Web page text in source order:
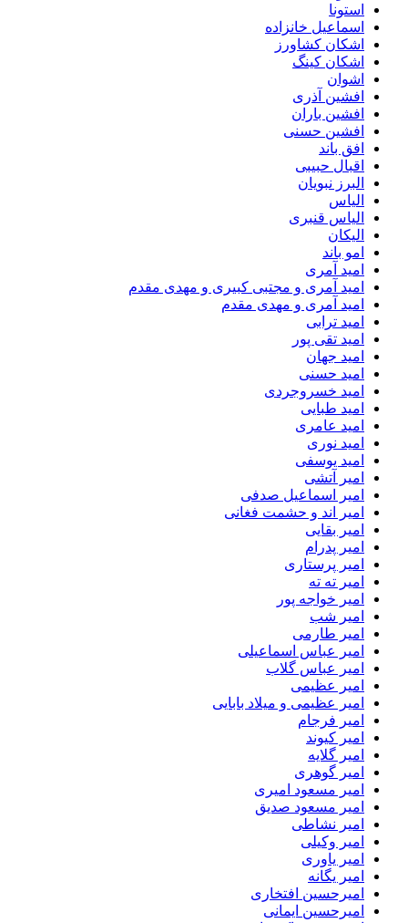
استونا
اسماعیل خانزاده
اشکان کشاورز
اشکان کینگ
اشوان
افشین آذری
افشین باران
افشین حسنی
افق باند
اقبال حبیبی
البرز نبویان
الیاس
الیاس قنبرى
الیکان
امو باند
امید آمری
امید آمری و مجتبی کبیری و مهدى مقدم
امید آمری و مهدی مقدم
امید ترابی
امید تقی پور
امید جهان
امید حسنی
امید خسروجردی
امید طبایی
امید عامری
امید نوری
امید یوسفی
امیر آتشی
امیر اسماعیل صدفی
امیر اند و حشمت فغانی
امیر بقایی
امیر پدرام
امیر پرستاری
امیر ته ته
امیر خواجه پور
امیر شب
امیر طارمی
امیر عباس اسماعیلی
امیر عباس گلاب
امیر عظیمی
امیر عظیمی و میلاد بابایی
امیر فرجام
امیر کیوند
امیر گلایه
امیر گوهری
امیر مسعود امیری
امیر مسعود صدیق
امیر نشاطی
امیر وکیلی
امیر یاوری
امیر یگانه
امیرحسین افتخاری
امیرحسین ایمانی